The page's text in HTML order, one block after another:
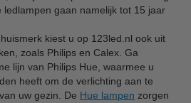
gaan namelijk tot 15 jaar
kiest u op 123led.nl ook uit
zoals Philips en Calex. Ga
lijn van Philips Hue, waarmee u
heeft om de verlichting aan te
uw gezin. De Hue lampen zorgen